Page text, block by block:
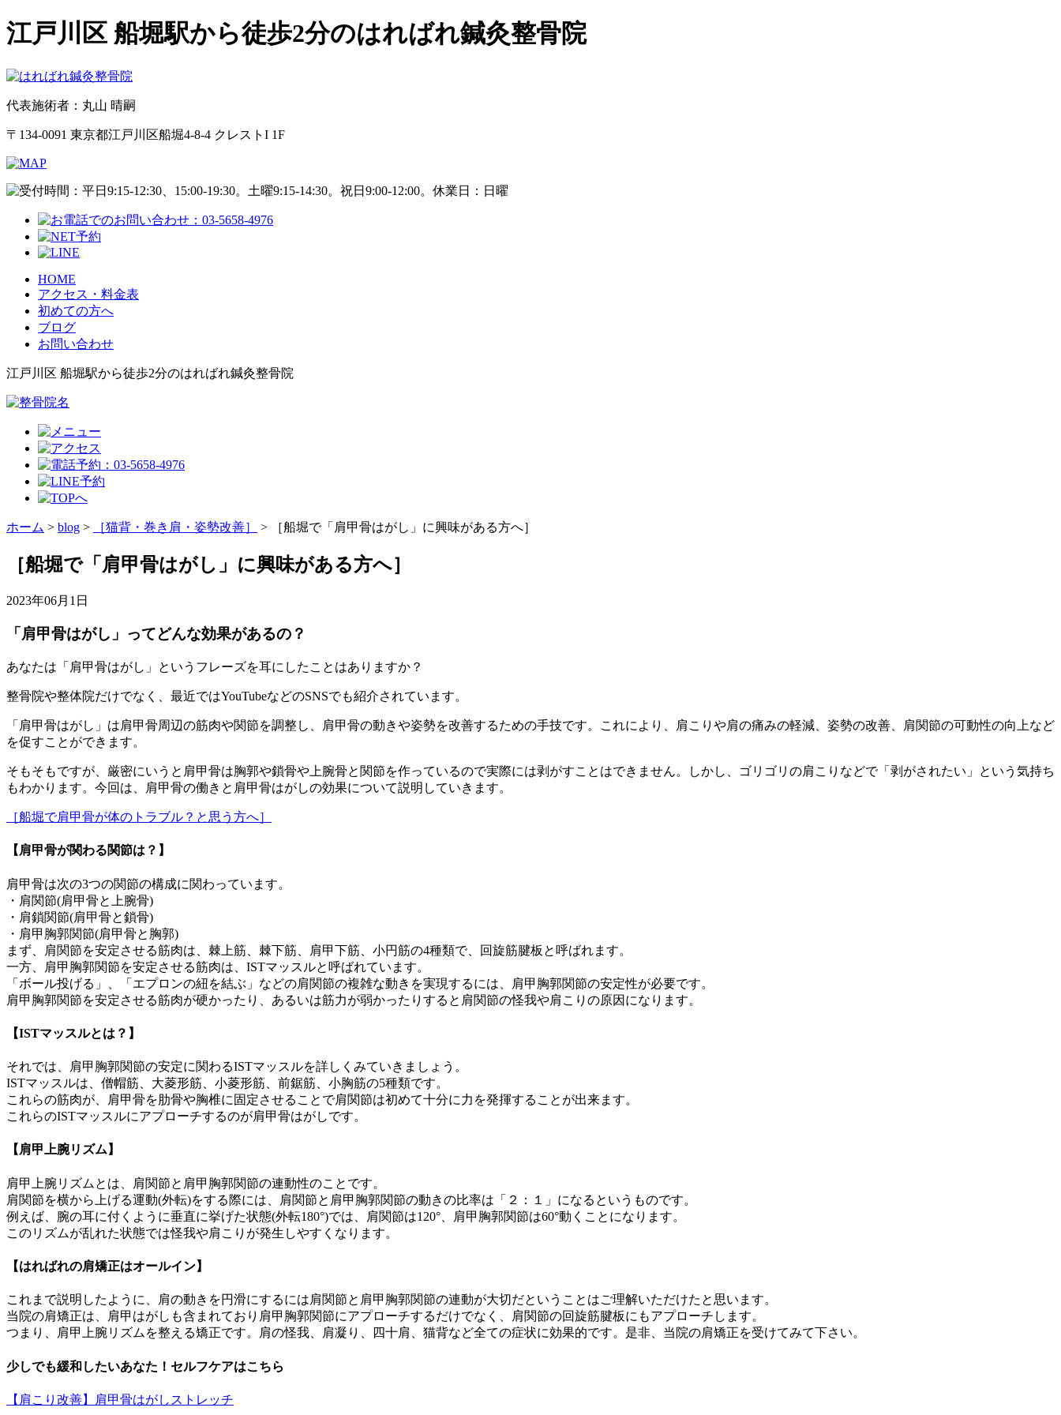
江戸川区 船堀駅から徒歩2分のはればれ鍼灸整骨院
代表施術者：丸山 晴嗣
〒134-0091 東京都江戸川区船堀4-8-4 クレストI 1F
HOME
アクセス・料金表
初めての方へ
ブログ
お問い合わせ
江戸川区 船堀駅から徒歩2分のはればれ鍼灸整骨院
ホーム > blog > ［猫背・巻き肩・姿勢改善］ > ［船堀で「肩甲骨はがし」に興味がある方へ］
［船堀で「肩甲骨はがし」に興味がある方へ］
2023年06月1日
「肩甲骨はがし」ってどんな効果があるの？
あなたは「肩甲骨はがし」というフレーズを耳にしたことはありますか？
整骨院や整体院だけでなく、最近ではYouTubeなどのSNSでも紹介されています。
「肩甲骨はがし」は肩甲骨周辺の筋肉や関節を調整し、肩甲骨の動きや姿勢を改善するための手技です。これにより、肩こりや肩の痛みの軽減、姿勢の改善、肩関節の可動性の向上など
を促すことができます。
そもそもですが、厳密にいうと肩甲骨は胸郭や鎖骨や上腕骨と関節を作っているので実際には剥がすことはできません。しかし、ゴリゴリの肩こりなどで「剥がされたい」という気持ち
もわかります。今回は、肩甲骨の働きと肩甲骨はがしの効果について説明していきます。
［船堀で肩甲骨が体のトラブル？と思う方へ］
【肩甲骨が関わる関節は？】
肩甲骨は次の3つの関節の構成に関わっています。
・肩関節(肩甲骨と上腕骨)
・肩鎖関節(肩甲骨と鎖骨)
・肩甲胸郭関節(肩甲骨と胸郭)
まず、肩関節を安定させる筋肉は、棘上筋、棘下筋、肩甲下筋、小円筋の4種類で、回旋筋腱板と呼ばれます。
一方、肩甲胸郭関節を安定させる筋肉は、ISTマッスルと呼ばれています。
「ボール投げる」、「エプロンの紐を結ぶ」などの肩関節の複雑な動きを実現するには、肩甲胸郭関節の安定性が必要です。
肩甲胸郭関節を安定させる筋肉が硬かったり、あるいは筋力が弱かったりすると肩関節の怪我や肩こりの原因になります。
【ISTマッスルとは？】
それでは、肩甲胸郭関節の安定に関わるISTマッスルを詳しくみていきましょう。
ISTマッスルは、僧帽筋、大菱形筋、小菱形筋、前鋸筋、小胸筋の5種類です。
これらの筋肉が、肩甲骨を肋骨や胸椎に固定させることで肩関節は初めて十分に力を発揮することが出来ます。
これらのISTマッスルにアプローチするのが肩甲骨はがしです。
【肩甲上腕リズム】
肩甲上腕リズムとは、肩関節と肩甲胸郭関節の連動性のことです。
肩関節を横から上げる運動(外転)をする際には、肩関節と肩甲胸郭関節の動きの比率は「２：１」になるというものです。
例えば、腕の耳に付くように垂直に挙げた状態(外転180°)では、肩関節は120°、肩甲胸郭関節は60°動くことになります。
このリズムが乱れた状態では怪我や肩こりが発生しやすくなります。
【はればれの肩矯正はオールイン】
これまで説明したように、肩の動きを円滑にするには肩関節と肩甲胸郭関節の連動が大切だということはご理解いただけたと思います。
当院の肩矯正は、肩甲はがしも含まれており肩甲胸郭関節にアプローチするだけでなく、肩関節の回旋筋腱板にもアプローチします。
つまり、肩甲上腕リズムを整える矯正です。肩の怪我、肩凝り、四十肩、猫背など全ての症状に効果的です。是非、当院の肩矯正を受けてみて下さい。
少しでも緩和したいあなた！セルフケアはこちら
【肩こり改善】肩甲骨はがしストレッチ